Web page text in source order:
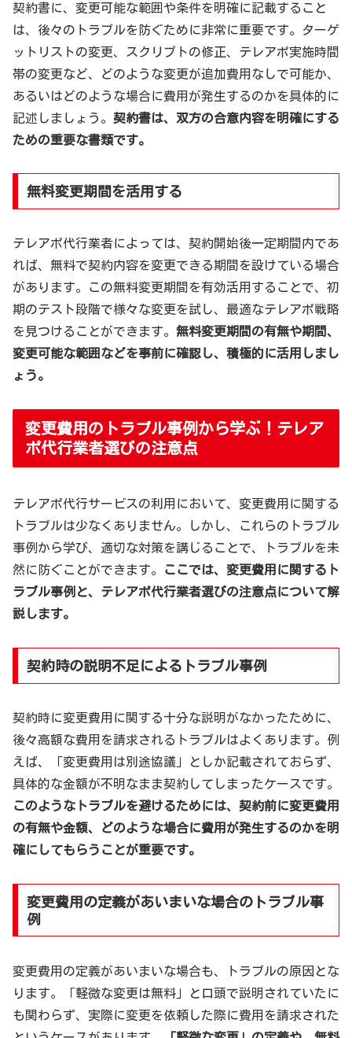
契約書に、変更可能な範囲や条件を明確に記載すること
は、後々のトラブルを防ぐために非常に重要です。ターゲ
ットリストの変更、スクリプトの修正、テレアポ実施時間
帯の変更など、どのような変更が追加費用なしで可能か、
あるいはどのような場合に費用が発生するのかを具体的に
記述しましょう。 契約書は、双方の合意内容を明確にする
ための重要な書類です。
無料変更期間を活用する
テレアポ代行業者によっては、契約開始後一定期間内であ
れば、無料で契約内容を変更できる期間を設けている場合
があります。この無料変更期間を有効活用することで、初
期のテスト段階で様々な変更を試し、最適なテレアポ戦略
を見つけることができます。 無料変更期間の有無や期間、
変更可能な範囲などを事前に確認し、積極的に活用しまし
ょう。
変更費用のトラブル事例から学ぶ！テレア
ポ代行業者選びの注意点
テレアポ代行サービスの利用において、変更費用に関する
トラブルは少なくありません。しかし、これらのトラブル
事例から学び、適切な対策を講じることで、トラブルを未
然に防ぐことができます。
ここでは、変更費用に関するト
ラブル事例と、テレアポ代行業者選びの注意点について解
説します。
契約時の説明不足によるトラブル事例
契約時に変更費用に関する十分な説明がなかったために、
後々高額な費用を請求されるトラブルはよくあります。例
えば、「変更費用は別途協議」としか記載されておらず、
具体的な金額が不明なまま契約してしまったケースです。
このようなトラブルを避けるためには、契約前に変更費用
の有無や金額、どのような場合に費用が発生するのかを明
確にしてもらうことが重要です。
変更費用の定義があいまいな場合のトラブル事
例
変更費用の定義があいまいな場合も、トラブルの原因とな
ります。「軽微な変更は無料」と口頭で説明されていたに
も関わらず、実際に変更を依頼した際に費用を請求された